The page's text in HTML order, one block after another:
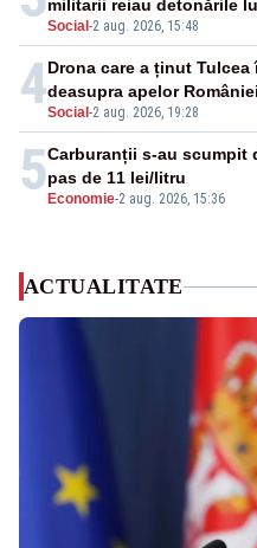
Social -2 aug. 2026, 15:48
militarii reiau detonările
4Social -2 aug. 2026, 19:28
Drona care a ținut
deasupra apelor
5 Economie-2 aug. 2026, 15:36
Carburanții s-au scumpit
pas de 11 lei/litru
ACTUALITATE